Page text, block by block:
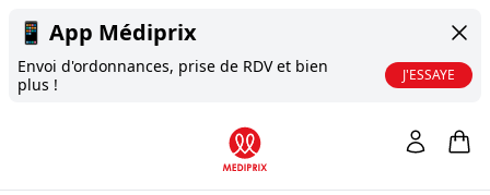
📱 App Médiprix
Envoi d'ordonnances, prise de RDV et bien
plus !
J'ESSAYE